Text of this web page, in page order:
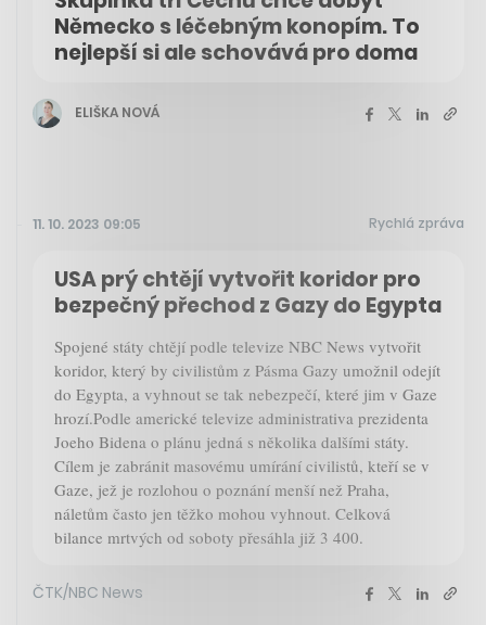
Německo s léčebným konopím. To
nejlepší si ale schovává pro doma
ELIŠKA NOVÁ
11. 10. 2023 09:05 Rychlá zpráva
USA prý chtějí vytvořit koridor pro
bezpečný přechod z Gazy do Egypta
Spojené státy chtějí podle televize NBC News vytvořit
koridor, který by civilistům z Pásma Gazy umožnil odejít
do Egypta, a vyhnout se tak nebezpečí, které jim v Gaze
hrozí.Podle americké televize administrativa prezidenta
Joeho Bidena o plánu jedná s několika dalšími státy.
Cílem je zabránit masovému umírání civilistů, kteří se v
Gaze, jež je rozlohou o poznání menší než Praha,
náletům často jen těžko mohou vyhnout. Celková
bilance mrtvých od soboty přesáhla již 3 400.
ČTK/NBC News